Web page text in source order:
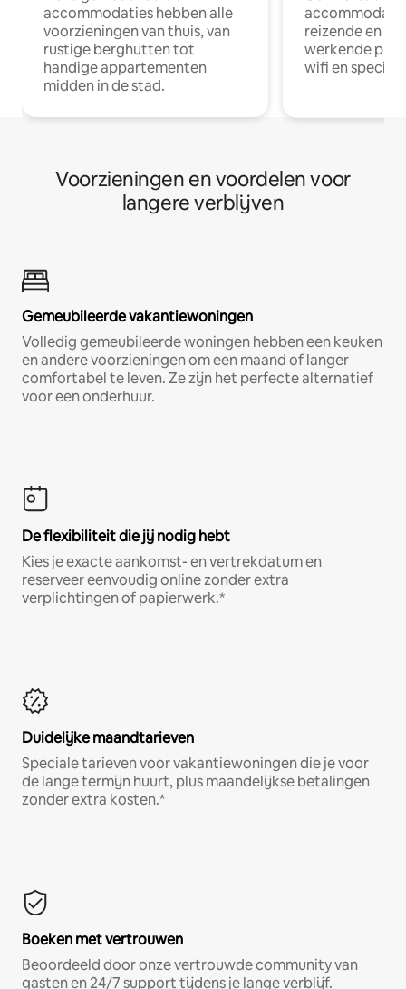
accommodaties hebben alle
voorzieningen van thuis, van
rustige berghutten tot
handige appartementen
midden in de stad.
reizende en
werkende
wifi en
Voorzieningen en voordelen voor
langere verblijven
Gemeubileerde vakantiewoningen
Volledig gemeubileerde woningen hebben een keuken
en andere voorzieningen om een maand of langer
comfortabel te leven. Ze zijn het perfecte alternatief
voor een onderhuur.
De flexibiliteit die jij nodig hebt
Kies je exacte aankomst- en vertrekdatum en
reserveer eenvoudig online zonder extra
verplichtingen of papierwerk.*
Duidelijke maandtarieven
Speciale tarieven voor vakantiewoningen die je voor
de lange termijn huurt, plus maandelijkse betalingen
zonder extra kosten.*
Boeken met vertrouwen
Beoordeeld door onze vertrouwde community van
gasten en 24/7 support tijdens je lange verblijf.